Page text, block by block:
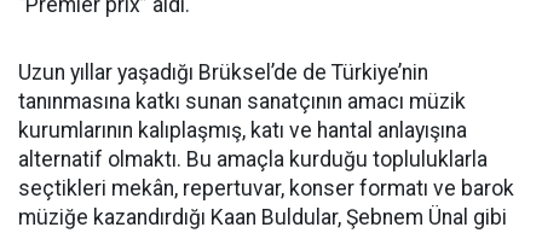
“Premier prix” aldı.
Uzun yıllar yaşadığı Brüksel’de de Türkiye’nin
tanınmasına katkı sunan sanatçının amacı müzik
kurumlarının kalıplaşmış, katı ve hantal anlayışına
alternatif olmaktı. Bu amaçla kurduğu topluluklarla
seçtikleri mekân, repertuvar, konser formatı ve barok
müziğe kazandırdığı Kaan Buldular, Şebnem Ünal gibi